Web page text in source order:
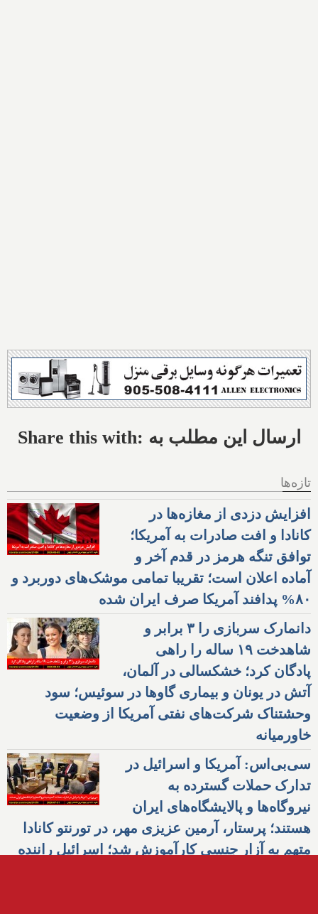
Share this with: ارسال این مطلب به
تازه‌ها
افزایش دزدی از مغازه‌ها در
کانادا و افت صادرات به آمریکا؛
توافق تنگه هرمز در قدم آخر و
آماده اعلان است؛ تقریبا تمامی موشک‌های دوربرد و
۸۰% پدافند آمریکا صرف ایران شده
دانمارک سربازی را ۳ برابر و
شاهدخت ۱۹ ساله را راهی
پادگان کرد؛ خشکسالی در آلمان،
آتش در یونان و بیماری گاوها در سوئیس؛ سود
وحشتناک شرکت‌های نفتی آمریکا از وضعیت
خاورمیانه
سی‌بی‌اس: آمریکا و اسرائیل در
تدارک حملات گسترده به
نیروگاه‌ها و پالایشگاه‌های ایران
هستند؛ پرستار، آرمین عزیزی مهر، در تورنتو کانادا
متهم به آزار جنسی کارآموزش شد؛ اسرائیل راننده